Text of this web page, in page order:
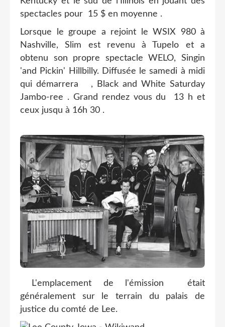
spectacles pour 15 $ en moyenne .
Lorsque le groupe a rejoint le WSIX 980 à
Nashville, Slim est revenu à Tupelo et a
obtenu son propre spectacle WELO, Singin
'and Pickin' Hillbilly. Diffusée le samedi à midi
qui démarrera , Black and White Saturday
Jambo-ree . Grand rendez vous du 13 h et
ceux jusqu à 16h 30 .
L'emplacement de l'émission était
généralement sur le terrain du palais de
justice du comté de Lee.